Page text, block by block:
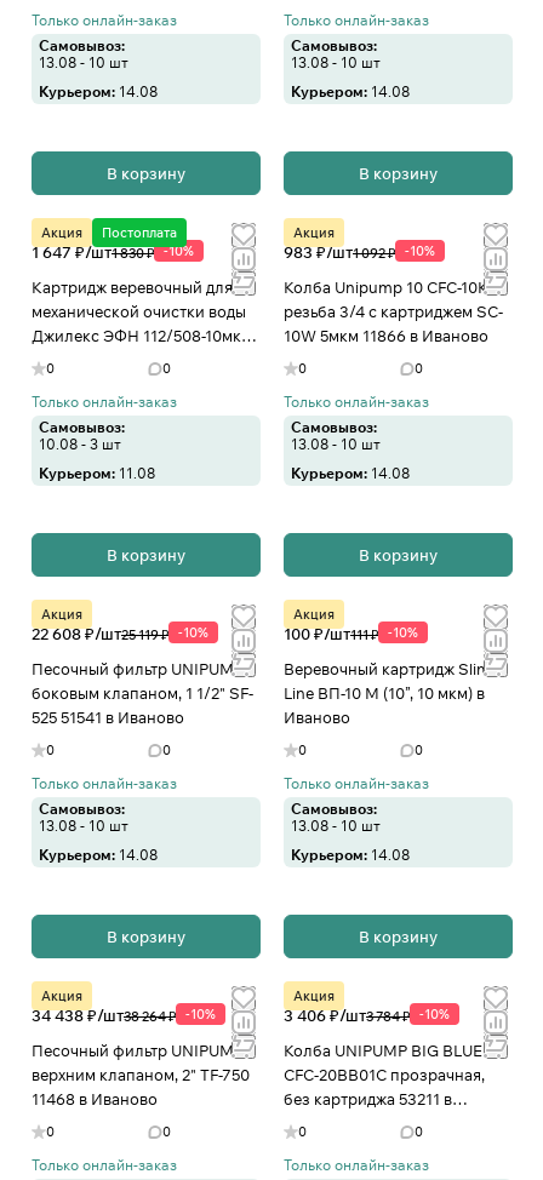
Только онлайн-заказ
Самовывоз:
13.08 - 10 шт
Курьером: 14.08
В корзину
Только онлайн-заказ
Самовывоз:
13.08 - 10 шт
Курьером: 14.08
В корзину
Акция Постоплата
1 647 ₽/шт1 830 ₽ -10%
Картридж веревочный для
механической очистки воды
Джилекс ЭФН 112/508-10мкм
(20 ББ) в Иваново
0 0
Только онлайн-заказ
Самовывоз:
10.08 - 3 шт
Курьером: 11.08
В корзину
Акция
983 ₽/шт1 092 ₽ -10%
Колба Unipump 10 CFC-10K
резьба 3/4 с картриджем SC-
10W 5мкм 11866 в Иваново
0 0
Только онлайн-заказ
Самовывоз:
13.08 - 10 шт
Курьером: 14.08
В корзину
Акция
22 608 ₽/шт25 119 ₽ -10%
Песочный фильтр UNIPUMP с
боковым клапаном, 1 1/2" SF-
525 51541 в Иваново
0 0
Только онлайн-заказ
Самовывоз:
13.08 - 10 шт
Курьером: 14.08
В корзину
Акция
100 ₽/шт111 ₽ -10%
Веревочный картридж Slim
Line ВП-10 М (10”, 10 мкм) в
Иваново
0 0
Только онлайн-заказ
Самовывоз:
13.08 - 10 шт
Курьером: 14.08
В корзину
Акция
34 438 ₽/шт38 264 ₽ -10%
Песочный фильтр UNIPUMP с
верхним клапаном, 2" TF-750
11468 в Иваново
0 0
Только онлайн-заказ
Акция
3 406 ₽/шт3 784 ₽ -10%
Колба UNIPUMP BIG BLUE
CFC-20BB01C прозрачная,
без картриджа 53211 в
Иваново
0 0
Только онлайн-заказ